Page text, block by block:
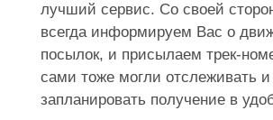
лучший сервис. Со своей
всегда информируем Вас о
посылок, и присылаем трек-
сами тоже могли отслеживать и
запланировать получение в